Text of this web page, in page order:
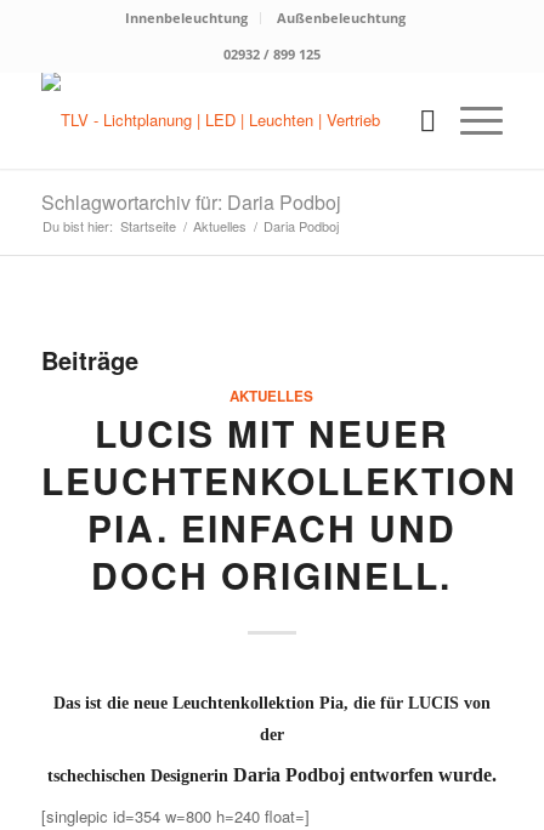
Innenbeleuchtung
Außenbeleuchtung
02932 / 899 125
Schlagwortarchiv für: Daria Podboj
Du bist hier: Startseite / Aktuelles / Daria Podboj
Beiträge
AKTUELLES
LUCIS MIT NEUER
LEUCHTENKOLLEKTION
PIA. EINFACH UND
DOCH ORIGINELL.
Das ist die neue Leuchtenkollektion Pia, die für LUCIS von
der
tschechischen Designerin Daria Podboj entworfen wurde.
[singlepic id=354 w=800 h=240 float=]